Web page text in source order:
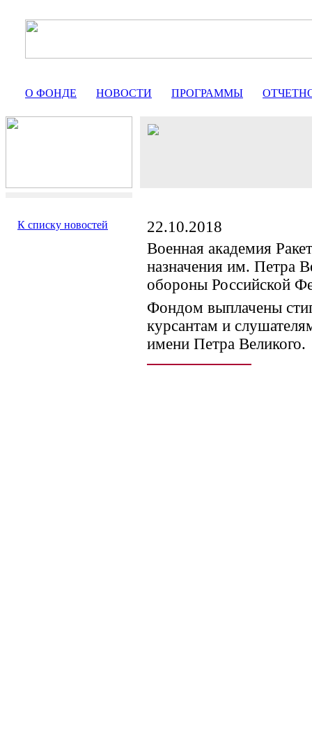
О ФОНДЕ НОВОСТИ ПРОГРАММЫ
К списку новостей
22.10.2018
Военная академия
назначения им. Петра
обороны Российской
Фондом выплачены
курсантам и
имени Петра Великого.